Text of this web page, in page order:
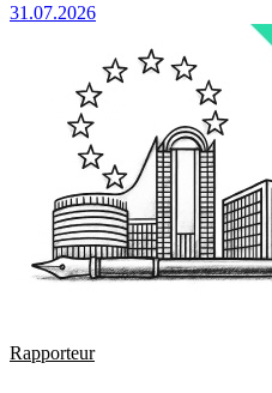
31.07.2026
Rapporteur